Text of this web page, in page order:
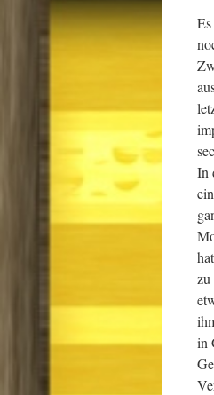
In
zu
in